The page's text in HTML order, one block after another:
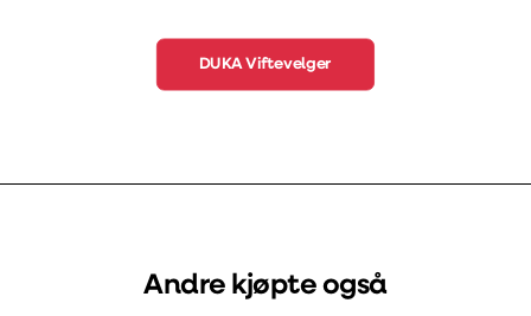
DUKA Viftevelger
Andre kjøpte også